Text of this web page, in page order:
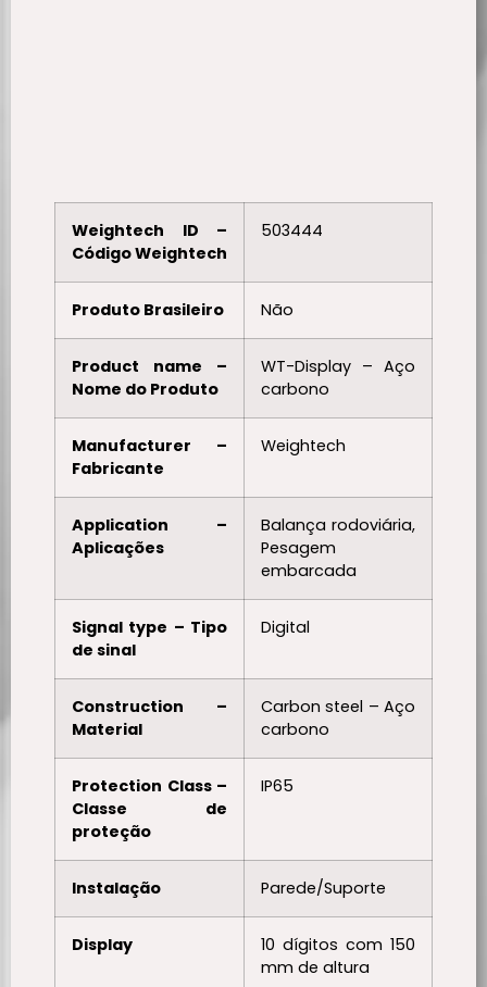
Weightech ID –
Código Weightech
503444
Produto Brasileiro Não
Product name –
Nome do Produto
WT-Display – Aço
carbono
Manufacturer –
Fabricante
Weightech
Application –
Aplicações
Balança rodoviária,
Pesagem
embarcada
Signal type – Tipo
de sinal
Digital
Construction –
Material
Carbon steel – Aço
carbono
Protection Class –
Classe de
proteção
IP65
Instalação Parede/Suporte
Display
10 dígitos com 150
mm de altura